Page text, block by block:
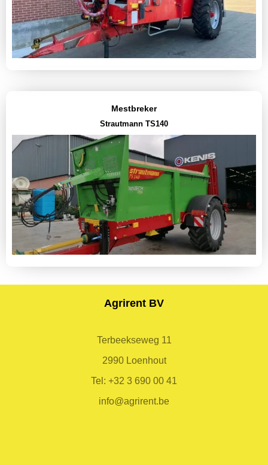
Mestbreker
Strautmann TS140
Agrirent BV
Terbeekseweg 11
2990 Loenhout
Tel: +32 3 690 00 41
info@agrirent.be